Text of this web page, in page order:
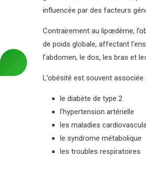
influencée par des facteurs
Contrairement au lipœdème,
de poids globale, affectant
l’abdomen, le dos, les bras et
L’obésité est souvent
le diabète de type 2
l’hypertension artérielle
les maladies
le syndrome métabolique
les troubles respiratoires